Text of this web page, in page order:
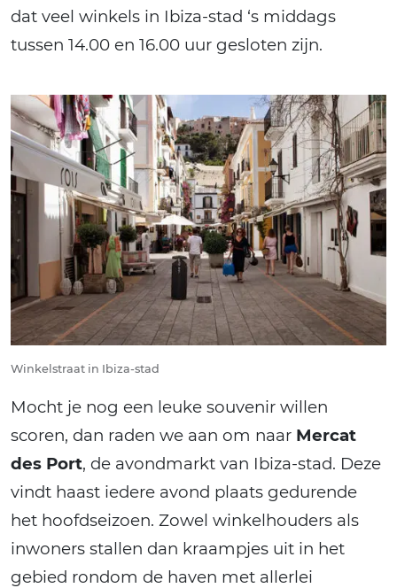
dat veel winkels in Ibiza-stad ‘s middags
tussen 14.00 en 16.00 uur gesloten zijn.
Winkelstraat in Ibiza-stad
Mocht je nog een leuke souvenir willen
scoren, dan raden we aan om naar Mercat
des Port, de avondmarkt van Ibiza-stad. Deze
vindt haast iedere avond plaats gedurende
het hoofdseizoen. Zowel winkelhouders als
inwoners stallen dan kraampjes uit in het
gebied rondom de haven met allerlei